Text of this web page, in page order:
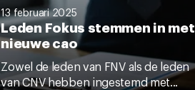
13 februari 2025
Leden Fokus stemmen in met
nieuwe cao
Zowel de leden van FNV als de leden
van CNV hebben ingestemd met...